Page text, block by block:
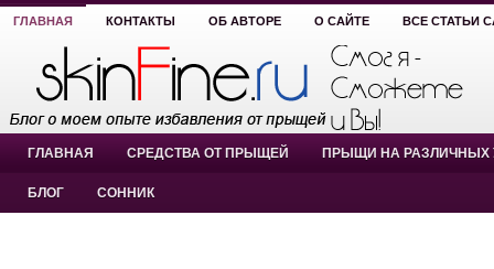
ГЛАВНАЯ КОНТАКТЫ ОБ АВТОРЕ О САЙТЕ ВСЕ СТАТЬИ
ГЛАВНАЯ СРЕДСТВА ОТ ПРЫЩЕЙ ПРЫЩИ НА РАЗЛИЧНЫХ
БЛОГ СОННИК